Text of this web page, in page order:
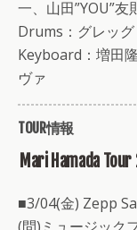
一、山田”YOU”友
Drums：グレッグ
Keyboard：増田
ヴァ
TOUR情報
Mari Hamada
■3/04(金) Zepp